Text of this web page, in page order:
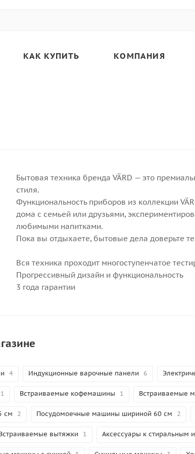
КАК КУПИТЬ КОМПАНИЯ
Бытовая техника бренда VÄRD — это
стиля.
Функциональность приборов из коллекции
дома с семьей или друзьями,
любимыми напитками.
Пока вы отдыхаете, бытовые дела доверьте
Вся техника проходит многоступенчатое
Прогрессивный дизайн и функциональность
3 года гарантии
4 Индукционные варочные панели 6
Встраиваемые кофемашины 1 Встраиваемые
см 2 Посудомоечные машины шириной 60 см 2
вытяжки 1 Аксессуары к